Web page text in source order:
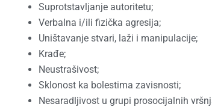
Suprotstavljanje autoritetu;
Verbalna i/ili fizička agresija;
Uništavanje stvari, laži i manipulacije;
Krađe;
Neustrašivost;
Sklonost ka bolestima zavisnosti;
Nesaradljivost u grupi prosocijalnih